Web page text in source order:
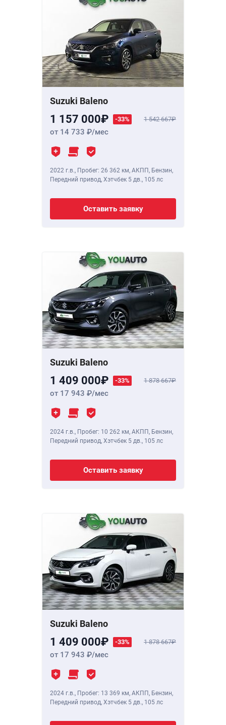
Suzuki Baleno
1 157 000 -33% 1 542 667
от 14 733 /мес
2022 г.в., Пробег: 26 362 км, АКПП, Бензин,
Передний привод, Хэтчбек 5 дв., 105 лс
Оставить заявку
Suzuki Baleno
1 409 000 -33% 1 878 667
от 17 943 /мес
2024 г.в., Пробег: 10 262 км, АКПП, Бензин,
Передний привод, Хэтчбек 5 дв., 105 лс
Оставить заявку
Suzuki Baleno
1 409 000 -33% 1 878 667
от 17 943 /мес
2024 г.в., Пробег: 13 369 км, АКПП, Бензин,
Передний привод, Хэтчбек 5 дв., 105 лс